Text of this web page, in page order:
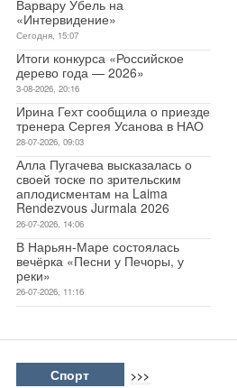
Варвару Убель на
«Интервидение»
Сегодня, 15:07
Итоги конкурса «Российское
дерево года — 2026»
3-08-2026, 20:16
Ирина Гехт сообщила о приезде
тренера Сергея Усанова в НАО
28-07-2026, 09:03
Алла Пугачева высказалась о
своей тоске по зрительским
аплодисментам на Laima
Rendezvous Jurmala 2026
26-07-2026, 14:06
В Нарьян-Маре состоялась
вечёрка «Песни у Печоры, у
реки»
26-07-2026, 11:16
Спорт >>>